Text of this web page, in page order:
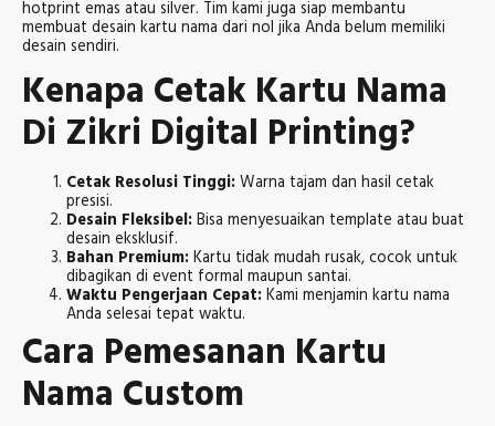
hotprint emas atau silver. Tim kami juga siap membantu
membuat desain kartu nama dari nol jika Anda belum memiliki
desain sendiri.
Kenapa Cetak Kartu Nama
Di Zikri Digital Printing?
Cetak Resolusi Tinggi:Warna tajam dan hasil cetak
presisi.
Desain Fleksibel:Bisa menyesuaikan template atau buat
desain eksklusif.
Bahan Premium:Kartu tidak mudah rusak, cocok untuk
dibagikan di event formal maupun santai.
Waktu Pengerjaan Cepat:Kami menjamin kartu nama
Anda selesai tepat waktu.
Cara Pemesanan Kartu
Nama Custom